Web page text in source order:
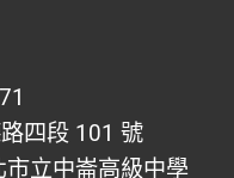
四段 101 號
市立中崙高級中學